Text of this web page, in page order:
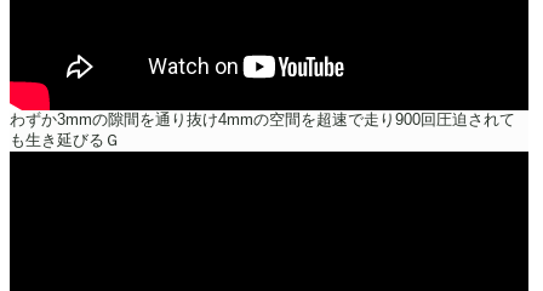
わずか3mmの隙間を通り抜け4mmの空間を超速で走り900回圧迫されて
も生き延びるＧ